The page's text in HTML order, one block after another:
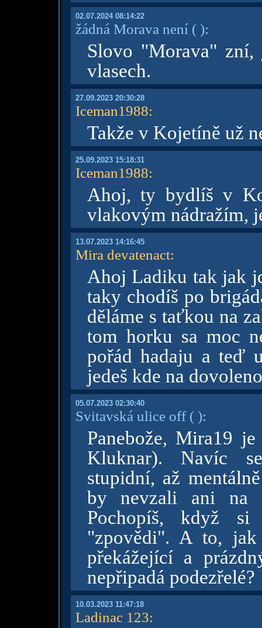
02.07.2024 08:14:22
žádná Morava není( ):
Slovo "Morava"
vlasech.
27.09.2023 20:30:28
Iceman1988:
Takže v Kojetíně už
25.09.2023 15:18:31
Iceman1988:
Ahoj, ty bydlíš v
vlakovým nádražím,
13.07.2023 14:16:45
Mira devatenact:
Ahoj Ladiku tak jak
taky chodíš po
děláme s taťkou na
tom horku sa moc
pořád hadaju a teď
jedeš kde na
05.07.2023 02:30:40
Svitavská ulice off( ):
Panebože, Mira19
Kluknar). Navíc
stupidní, až
by nevzali ani na
Pochopíš, když
"zpovědi". A to,
překážející a
nepřipadá podezřelé?
10.03.2023 11:47:18
Ladinac 123: